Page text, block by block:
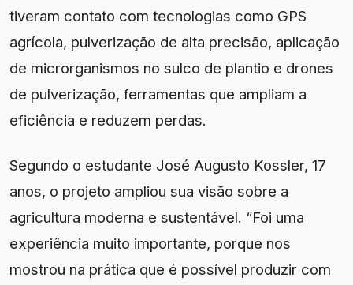
tiveram contato com tecnologias como GPS
agrícola, pulverização de alta precisão, aplicação
de microrganismos no sulco de plantio e drones
de pulverização, ferramentas que ampliam a
eficiência e reduzem perdas.
Segundo o estudante José Augusto Kossler, 17
anos, o projeto ampliou sua visão sobre a
agricultura moderna e sustentável. “Foi uma
experiência muito importante, porque nos
mostrou na prática que é possível produzir com